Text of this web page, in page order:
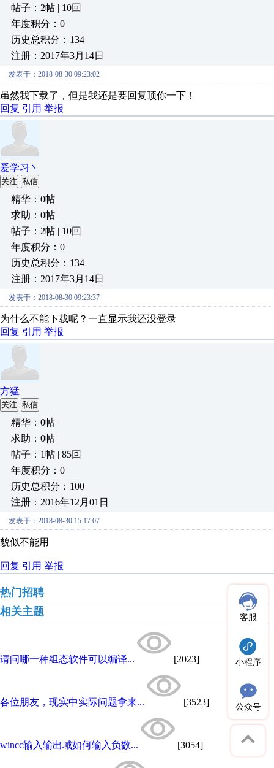
帖子：2帖 | 10回
年度积分：0
历史总积分：134
注册：2017年3月14日
发表于：2018-08-30 09:23:02
虽然我下载了，但是我还是要回复顶你一下！
回复 引用 举报
爱学习丶
关注 私信
精华：0帖
求助：0帖
帖子：2帖 | 10回
年度积分：0
历史总积分：134
注册：2017年3月14日
发表于：2018-08-30 09:23:37
为什么不能下载呢？一直显示我还没登录
回复 引用 举报
方猛
关注 私信
精华：0帖
求助：0帖
帖子：1帖 | 85回
年度积分：0
历史总积分：100
注册：2016年12月01日
发表于：2018-08-30 15:17:07
貌似不能用
回复 引用 举报
热门招聘
相关主题
请问哪一种组态软件可以编译... [2023]
各位朋友，现实中实际问题拿来... [3523]
wincc输入输出域如何输入负数... [3054]
客服
小程序
公众号